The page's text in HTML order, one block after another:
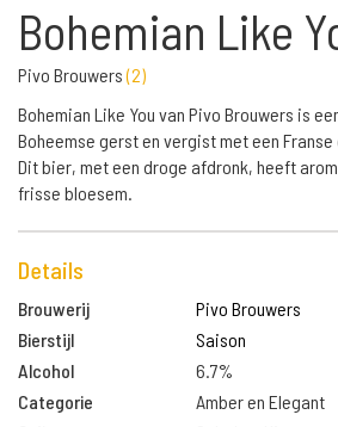
Bohemian Like
Pivo Brouwers(2)
Bohemian Like You van Pivo Brouwers is
Boheemse gerst en vergist met een
Dit bier, met een droge afdronk, heeft
frisse bloesem.
Details
Brouwerij
Pivo Brouwers
Bierstijl
Saison
Alcohol
6.7%
Categorie
Amber en Elegant